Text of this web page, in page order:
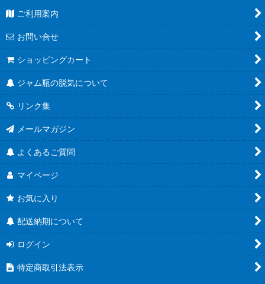
ご利用案内
お問い合せ
ショッピングカート
ジャム瓶の脱気について
リンク集
メールマガジン
よくあるご質問
マイページ
お気に入り
配送納期について
ログイン
特定商取引法表示